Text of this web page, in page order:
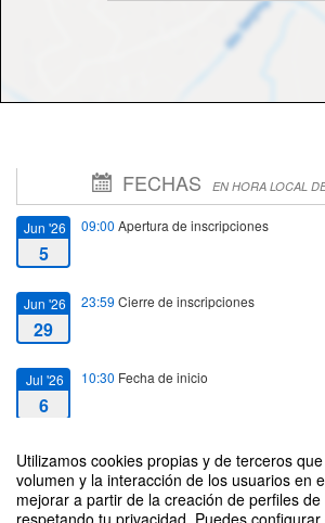
Utilizamos cookies propias y de terceros
volumen y la interacción de los usuarios en
mejorar a partir de la creación de perfiles
respetando tu privacidad. Puedes
FECHAS EN HORA LOCAL
Jun '26
5
09:00 Apertura de inscripciones
Jun '26
29
23:59 Cierre de inscripciones
Jul '26
6
10:30 Fecha de inicio
Jul '26
6
Fecha de fin